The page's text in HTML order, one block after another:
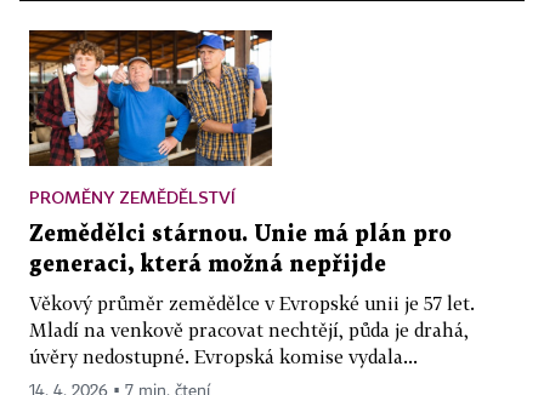
PROMĚNY ZEMĚDĚLSTVÍ
Zemědělci stárnou. Unie má plán pro
generaci, která možná nepřijde
Věkový průměr zemědělce v Evropské unii je 57 let.
Mladí na venkově pracovat nechtějí, půda je drahá,
úvěry nedostupné. Evropská komise vydala...